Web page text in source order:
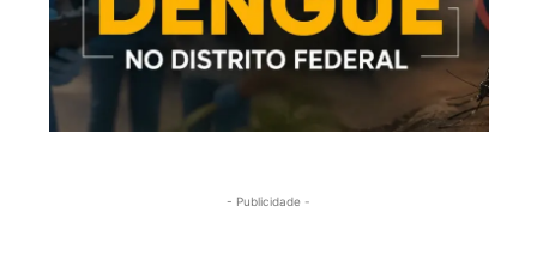
- Publicidade -